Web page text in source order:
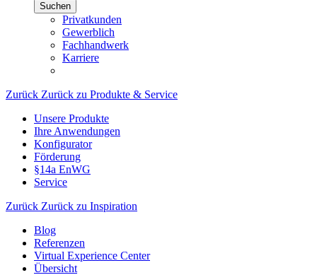
Suchen
Privatkunden
Gewerblich
Fachhandwerk
Karriere
Zurück Zurück zu Produkte & Service
Unsere Produkte
Ihre Anwendungen
Konfigurator
Förderung
§14a EnWG
Service
Zurück Zurück zu Inspiration
Blog
Referenzen
Virtual Experience Center
Übersicht